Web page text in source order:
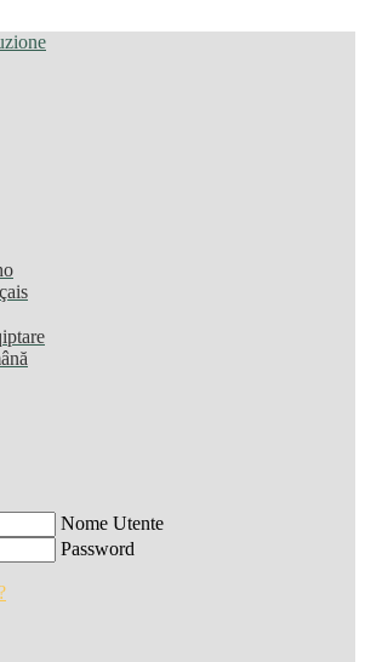
Nome Utente
Password